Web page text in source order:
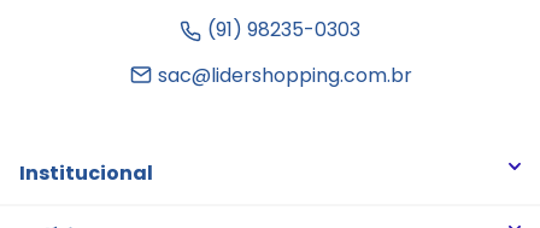
(91) 98235-0303
sac@lidershopping.com.br
Institucional